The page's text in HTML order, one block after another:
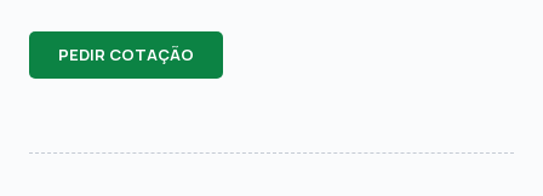
PEDIR COTAÇÃO